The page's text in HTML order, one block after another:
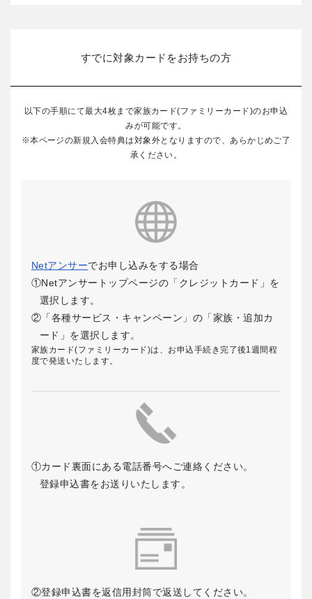
すでに対象カードをお持ちの方
以下の手順にて最大4枚まで家族カード(ファミリーカード)のお申込
みが可能です。
※本ページの新規入会特典は対象外となりますので、あらかじめご了
承ください。
Netアンサーでお申し込みをする場合
①Netアンサートップページの「クレジットカード」を
選択します。
②「各種サービス・キャンペーン」の「家族・追加カ
ード」を選択します。
家族カード(ファミリーカード)は、お申込手続き完了後1週間程
度で発送いたします。
①カード裏面にある電話番号へご連絡ください。
登録申込書をお送りいたします。
②登録申込書を返信用封筒で返送してください。